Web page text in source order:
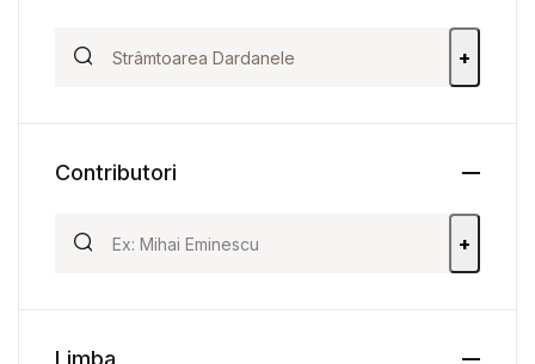
+
Contributori
+
Limba